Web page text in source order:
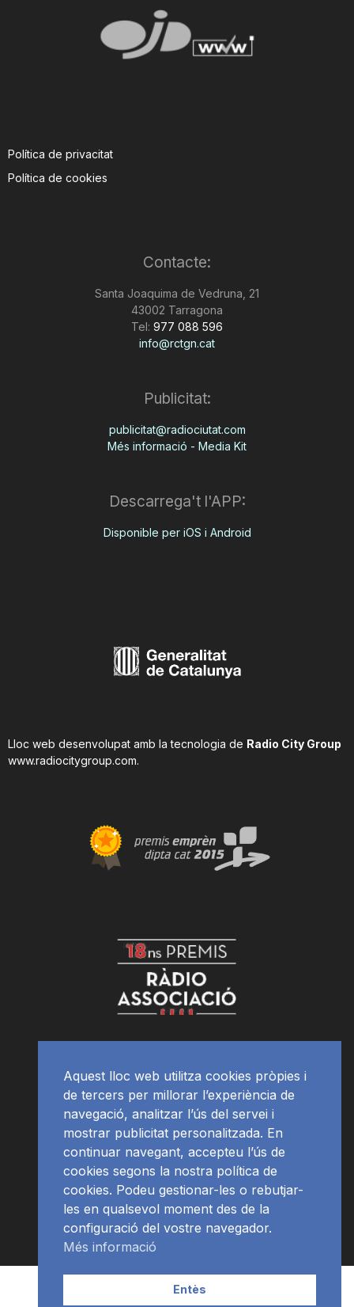
Política de privacitat
Política de cookies
Contacte:
Santa Joaquima de Vedruna, 21
43002 Tarragona
Tel: 977 088 596
info@rctgn.cat
Publicitat:
publicitat@radiociutat.com
Més informació - Media Kit
Descarrega't l'APP:
Disponible per iOS i Android
Lloc web desenvolupat amb la tecnologia de Radio City Group
www.radiocitygroup.com.
APP Programació
Aquest lloc web utilitza cookies pròpies i
de tercers per millorar l’experiència de
navegació, analitzar l’ús del servei i
mostrar publicitat personalitzada. En
continuar navegant, accepteu l’ús de
cookies segons la nostra política de
cookies. Podeu gestionar-les o rebutjar-
les en qualsevol moment des de la
configuració del vostre navegador.
Més informació
Entès